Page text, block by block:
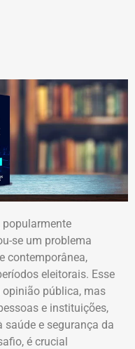
se um problema
contemporânea,
eleitorais. Esse
pública, mas
e instituições,
saúde e segurança da
é crucial